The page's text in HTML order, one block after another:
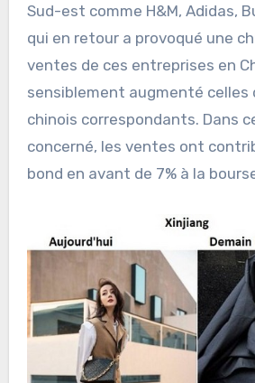
Sud-est comme H&M, Adidas,
qui en retour a provoqué une
ventes de ces entreprises en
sensiblement augmenté celles
chinois correspondants. Dans
concerné, les ventes ont
bond en avant de 7% à la